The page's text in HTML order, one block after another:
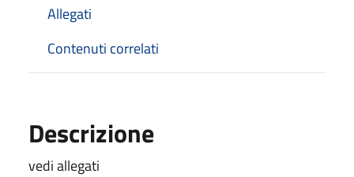
Allegati
Contenuti correlati
Descrizione
vedi allegati